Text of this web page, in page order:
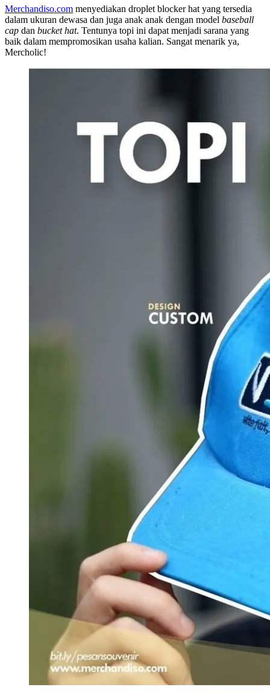
Merchandiso.com menyediakan droplet blocker hat yang tersedia
dalam ukuran dewasa dan juga anak anak dengan model baseball
cap dan bucket hat. Tentunya topi ini dapat menjadi sarana yang
baik dalam mempromosikan usaha kalian. Sangat menarik ya,
Mercholic!